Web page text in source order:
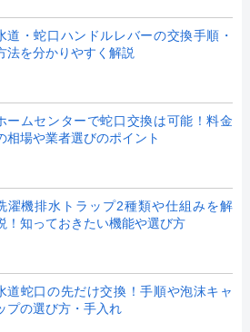
道・蛇口ハンドルレバーの交換手順・
法を分かりやすく解説
ームセンターで蛇口交換は可能！料金
相場や業者選びのポイント
濯機排水トラップ2種類や仕組みを解
！知っておきたい機能や選び方
道蛇口の先だけ交換！手順や泡沫キャ
プの選び方・手入れ